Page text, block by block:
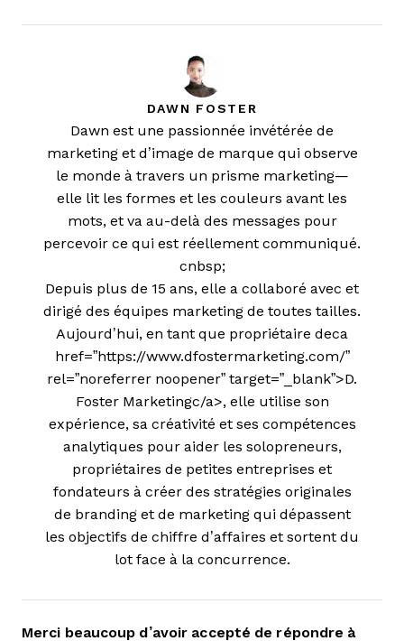
DAWN FOSTER
Dawn est une passionnée invétérée de
marketing et d’image de marque qui observe
le monde à travers un prisme marketing—
elle lit les formes et les couleurs avant les
mots, et va au-delà des messages pour
percevoir ce qui est réellement communiqué.
cnbsp;
Depuis plus de 15 ans, elle a collaboré avec et
dirigé des équipes marketing de toutes tailles.
Aujourd’hui, en tant que propriétaire deca
href=”https://www.dfostermarketing.com/”
rel=”noreferrer noopener” target=”_blank”>D.
Foster Marketingc/a>, elle utilise son
expérience, sa créativité et ses compétences
analytiques pour aider les solopreneurs,
propriétaires de petites entreprises et
fondateurs à créer des stratégies originales
de branding et de marketing qui dépassent
les objectifs de chiffre d’affaires et sortent du
lot face à la concurrence.
Merci beaucoup d’avoir accepté de répondre à